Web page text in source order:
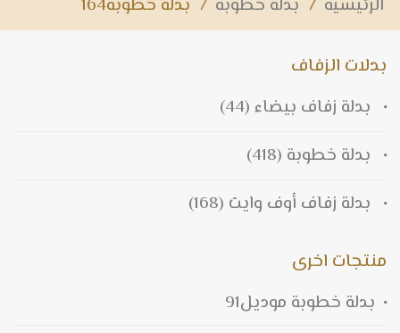
الرئيسية / بدلة خطوبة / بدلة خطوبة164
بدلات الزفاف
بدلة زفاف بيضاء (44)
بدلة خطوبة (418)
بدلة زفاف أوف وايت (168)
منتجات اخرى
بدلة خطوبة موديل91